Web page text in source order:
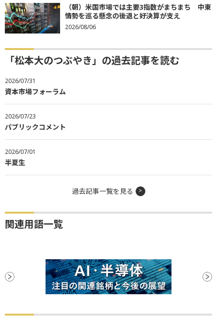
（朝）米国市場では主要3指数がまちまち 中東
情勢を巡る懸念の後退と好決算が支え
2026/08/06
「松本大のつぶやき」の過去記事を読む
2026/07/31
資本市場フォーラム
2026/07/23
パブリックコメント
2026/07/01
半夏生
過去記事一覧を見る
関連用語一覧